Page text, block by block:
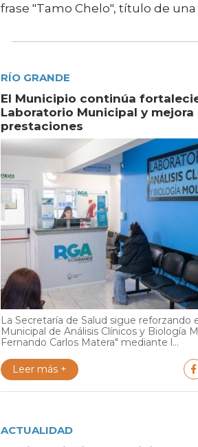
frase "Tamo Chelo", título de
RÍO GRANDE
El Municipio continúa
Laboratorio Municipal y mejora
prestaciones
La Secretaría de Salud sigue reforzando
Municipal de Análisis Clínicos y Biología
Fernando Carlos Matera" mediante l...
Leer más +
ACTUALIDAD